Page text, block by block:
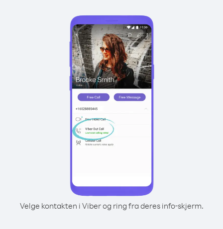
Velge kontakten i Viber og ring fra deres info-skjerm.